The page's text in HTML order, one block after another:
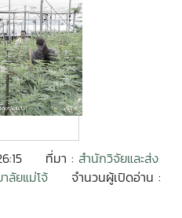
ที่มา : สำนักวิจัยและส่ง
ลัยแม่โจ้
จำนวนผู้เปิดอ่าน :